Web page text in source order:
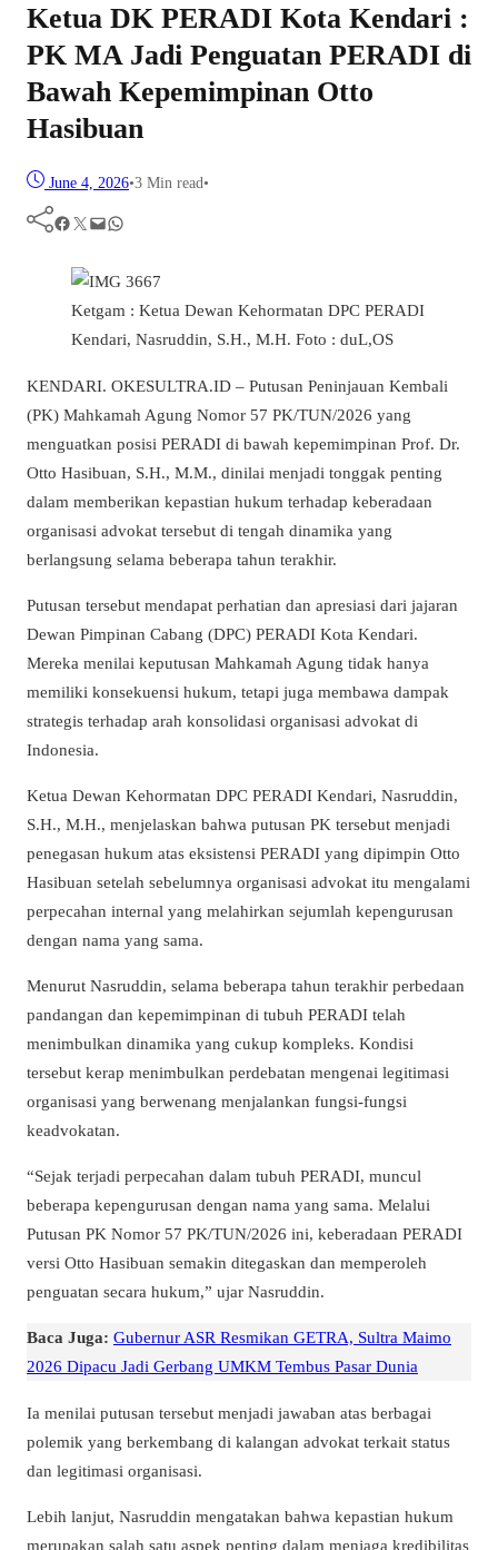
Ketua DK PERADI Kota Kendari :
PK MA Jadi Penguatan PERADI di
Bawah Kepemimpinan Otto
Hasibuan
June 4, 2026•3 Min read•
Facebook Twitter Mail WhatsApp
Ketgam : Ketua Dewan Kehormatan DPC PERADI
Kendari, Nasruddin, S.H., M.H. Foto : duL,OS
KENDARI. OKESULTRA.ID – Putusan Peninjauan Kembali
(PK) Mahkamah Agung Nomor 57 PK/TUN/2026 yang
menguatkan posisi PERADI di bawah kepemimpinan Prof. Dr.
Otto Hasibuan, S.H., M.M., dinilai menjadi tonggak penting
dalam memberikan kepastian hukum terhadap keberadaan
organisasi advokat tersebut di tengah dinamika yang
berlangsung selama beberapa tahun terakhir.
Putusan tersebut mendapat perhatian dan apresiasi dari jajaran
Dewan Pimpinan Cabang (DPC) PERADI Kota Kendari.
Mereka menilai keputusan Mahkamah Agung tidak hanya
memiliki konsekuensi hukum, tetapi juga membawa dampak
strategis terhadap arah konsolidasi organisasi advokat di
Indonesia.
Ketua Dewan Kehormatan DPC PERADI Kendari, Nasruddin,
S.H., M.H., menjelaskan bahwa putusan PK tersebut menjadi
penegasan hukum atas eksistensi PERADI yang dipimpin Otto
Hasibuan setelah sebelumnya organisasi advokat itu mengalami
perpecahan internal yang melahirkan sejumlah kepengurusan
dengan nama yang sama.
Menurut Nasruddin, selama beberapa tahun terakhir perbedaan
pandangan dan kepemimpinan di tubuh PERADI telah
menimbulkan dinamika yang cukup kompleks. Kondisi
tersebut kerap menimbulkan perdebatan mengenai legitimasi
organisasi yang berwenang menjalankan fungsi-fungsi
keadvokatan.
“Sejak terjadi perpecahan dalam tubuh PERADI, muncul
beberapa kepengurusan dengan nama yang sama. Melalui
Putusan PK Nomor 57 PK/TUN/2026 ini, keberadaan PERADI
versi Otto Hasibuan semakin ditegaskan dan memperoleh
penguatan secara hukum,” ujar Nasruddin.
Baca Juga: Gubernur ASR Resmikan GETRA, Sultra Maimo
2026 Dipacu Jadi Gerbang UMKM Tembus Pasar Dunia
Ia menilai putusan tersebut menjadi jawaban atas berbagai
polemik yang berkembang di kalangan advokat terkait status
dan legitimasi organisasi.
Lebih lanjut, Nasruddin mengatakan bahwa kepastian hukum
merupakan salah satu aspek penting dalam menjaga kredibilitas